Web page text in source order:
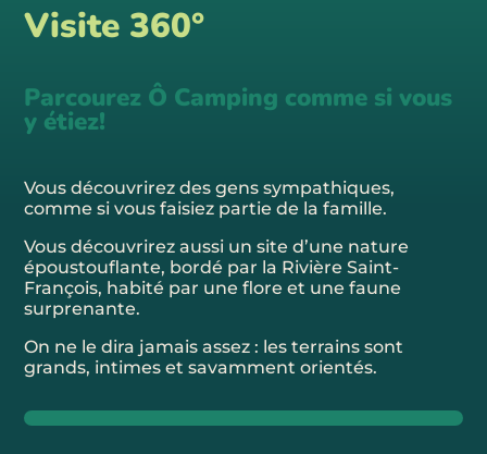
Visite 360°
Parcourez Ô Camping comme si vous
y étiez!
Vous découvrirez des gens sympathiques,
comme si vous faisiez partie de la famille.
Vous découvrirez aussi un site d’une nature
époustouflante, bordé par la Rivière Saint-
François, habité par une flore et une faune
surprenante.
On ne le dira jamais assez : les terrains sont
grands, intimes et savamment orientés.